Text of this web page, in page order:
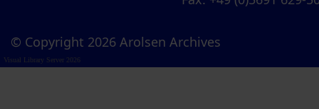
© Copyright 2026 Arolsen Archives
Visual Library Server 2026